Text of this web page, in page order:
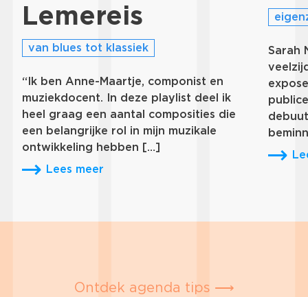
Lemereis
van blues tot klassiek
“Ik ben Anne-Maartje, componist en
muziekdocent. In deze playlist deel ik
heel graag een aantal composities die
een belangrijke rol in mijn muzikale
ontwikkeling hebben […]
Lees meer
Sarah
Ontdek agenda tips ⟶